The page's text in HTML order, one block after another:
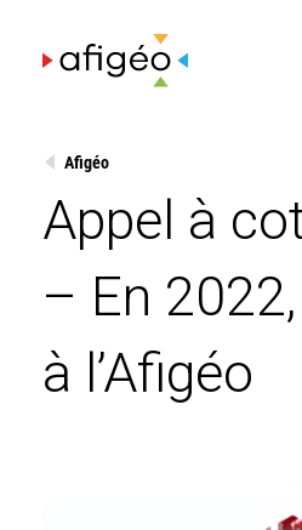
content
Afigéo
Appel à
– En
à l’Afigéo